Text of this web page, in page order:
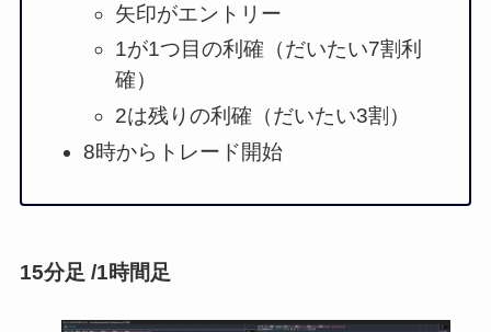
矢印がエントリー
1が1つ目の利確（だいたい7割利
確）
2は残りの利確（だいたい3割）
8時からトレード開始
15分足 /1時間足